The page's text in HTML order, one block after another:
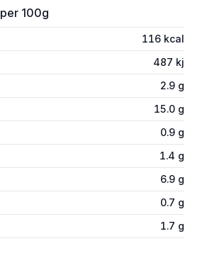
for 'Tikka Masala 500g Findus'
per 100g
116 kcal
487 kj
2.9 g
15.0 g
0.9 g
1.4 g
6.9 g
0.7 g
1.7 g